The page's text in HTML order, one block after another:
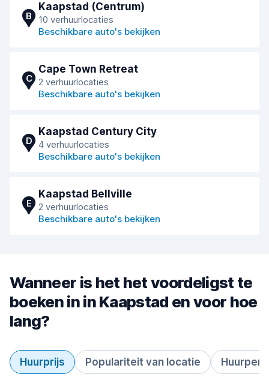
B
Kaapstad (Centrum)
10 verhuurlocaties
Beschikbare auto's bekijken
C
Cape Town Retreat
2 verhuurlocaties
Beschikbare auto's bekijken
D
Kaapstad Century City
4 verhuurlocaties
Beschikbare auto's bekijken
E
Kaapstad Bellville
2 verhuurlocaties
Beschikbare auto's bekijken
Wanneer is het het voordeligst te
boeken in in Kaapstad en voor hoe
lang?
Huurprijs Populariteit van locatie